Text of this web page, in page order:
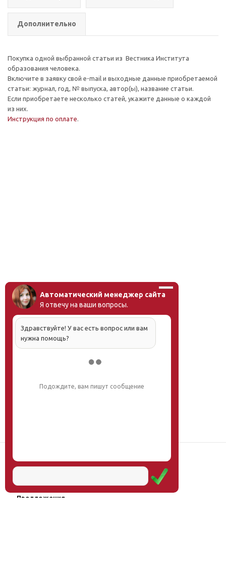
Дополнительно
Покупка одной выбранной статьи из Вестника Института
образования человека.
Включите в заявку свой e-mail и выходные данные приобретаемой
статьи: журнал, год, № выпуска, автор(ы), название статьи.
Если приобретаете несколько статей, укажите данные о каждой
из них.
Инструкция по оплате.
Научная школа
Услуги
Предложения
Автоматический менеджер сайта
Я отвечу на ваши вопросы.
Здравствуйте! У вас есть вопрос или вам
нужна помощь?
Подождите, вам пишут сообщение